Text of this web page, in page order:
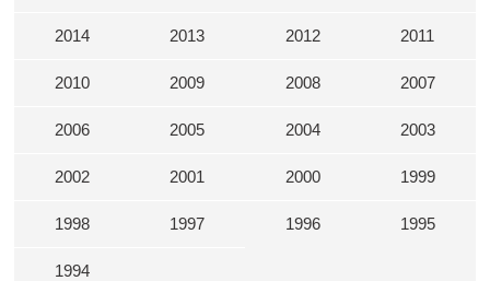
2014 2013 2012 2011
2010 2009 2008 2007
2006 2005 2004 2003
2002 2001 2000 1999
1998 1997 1996 1995
1994